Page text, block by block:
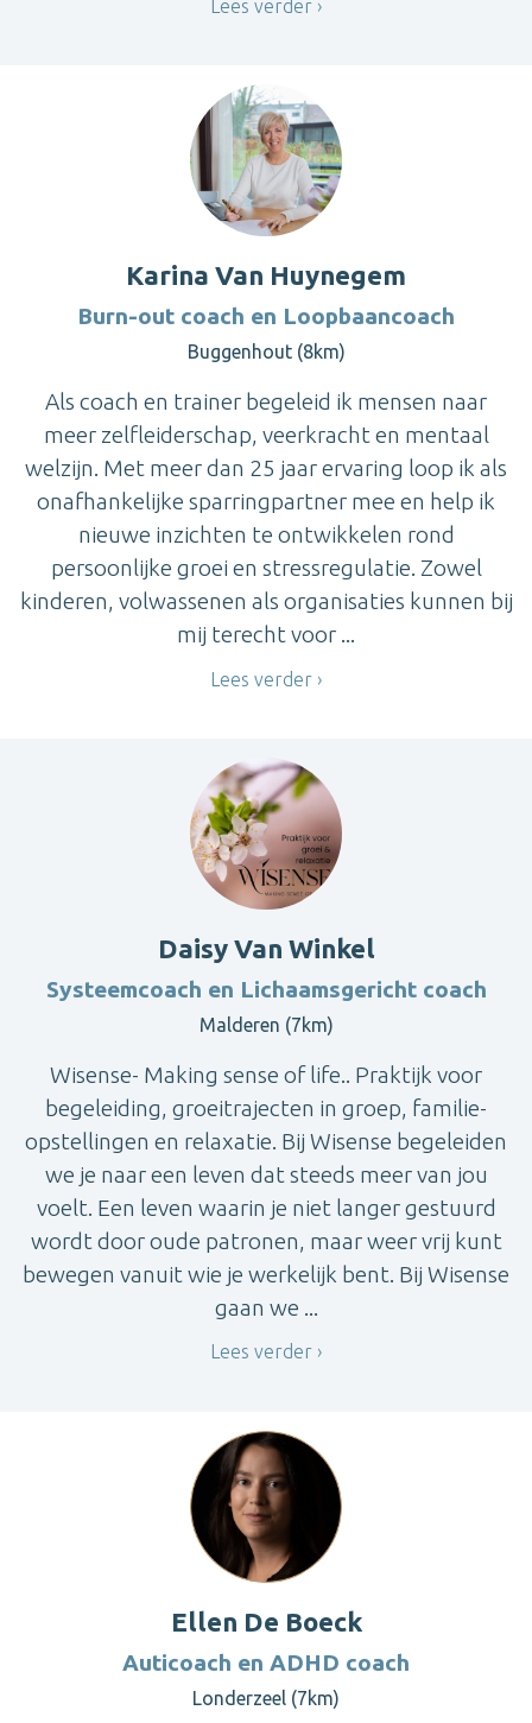
Lees verder
Karina Van Huynegem
Burn-out coach en Loopbaancoach
Buggenhout (8km)
Als coach en trainer begeleid ik mensen naar
meer zelfleiderschap, veerkracht en mentaal
welzijn. Met meer dan 25 jaar ervaring loop ik als
onafhankelijke sparringpartner mee en help ik
nieuwe inzichten te ontwikkelen rond
persoonlijke groei en stressregulatie. Zowel
kinderen, volwassenen als organisaties kunnen bij
mij terecht voor ...
Lees verder
Daisy Van Winkel
Systeemcoach en Lichaamsgericht coach
Malderen (7km)
Wisense- Making sense of life.. Praktijk voor
begeleiding, groeitrajecten in groep, familie-
opstellingen en relaxatie. Bij Wisense begeleiden
we je naar een leven dat steeds meer van jou
voelt. Een leven waarin je niet langer gestuurd
wordt door oude patronen, maar weer vrij kunt
bewegen vanuit wie je werkelijk bent. Bij Wisense
gaan we ...
Lees verder
Ellen De Boeck
Auticoach en ADHD coach
Londerzeel (7km)